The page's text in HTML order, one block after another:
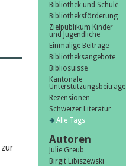
Bibliothek und Schule
Bibliotheksförderung
Zielpublikum Kinder
und Jugendliche
Einmalige Beiträge
Bibliotheksangebote
Bibliosuisse
Kantonale
Unterstützungsbeiträge
Rezensionen
Schweizer Literatur
Alle Tags
Autoren
Julie Greub
Birgit Libiszewski